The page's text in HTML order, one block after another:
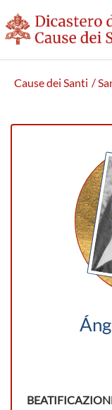
Cause dei Santi /